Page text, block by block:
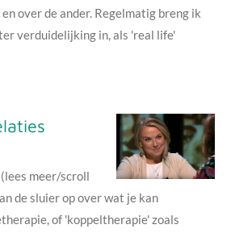
over de ander. Regelmatig breng ik
verduidelijking in, als 'real life'
meer/scroll
de sluier op over wat je kan
of 'koppeltherapie' zoals